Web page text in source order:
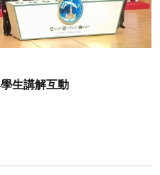
生講解互動